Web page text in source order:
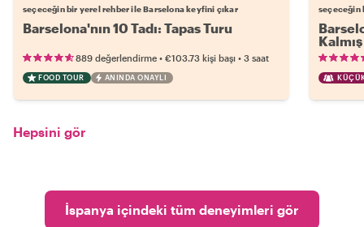
seçeceğin bir yerel rehber ile Barselona keyfini çıkar
Barselona'nın 10 Tadı: Tapas Turu
889 değerlendirme • €103.73 kişi başı • 3 saat
FOOD TOUR ANINDA ONAYLI
seçeceğin
Hepsini gör
İspanya içindeki tüm deneyimleri gör